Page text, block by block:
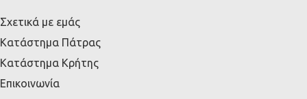
Σχετικά με εμάς
Κατάστημα Πάτρας
Κατάστημα Κρήτης
Επικοινωνία